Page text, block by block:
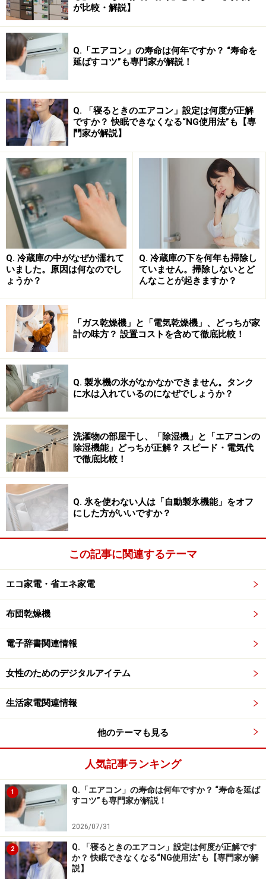
■まつげくるん【EH-SE60-WN】
まつげのアイロンという感じで、ヒーターの熱でまつげ
を整えます。コームが上下360度回転するから、簡単に
まつげスタイリングができちゃいます！目力UPで、女っ
ぷりをあげましょう。
【限定色】パナソニック まつげくるん 回転コーム ホ
ワイト&ゴールド EH-SE60-WN
Amazonで見る
■ヘアーアイロン ミニコテ【EH-HW24-WN】
これ一台で、ゆる巻き・くっきり巻き・ストレートと3
つのスタイリングができる優れもの。AC100～240V電源
に対応する自動電圧切替付きなので、海外旅行でも大丈
夫。アイロン板には「グロスコーティング」加工を採用
し、髪のカラーリングの色落ちもおさえてくれます。
■ポケットリフレ【EW-NA22】
コンパクトのような手のひらサイズのケースに、パッド
とコードがすっきり納まるので携帯にも便利！揉みたい
ところにパッドを貼れば、肩・首・腰・脚とどこでも使
※参考サイト：
※記事内容は執筆時点のものです。最新の内容をご確認くださ
い。
1/2 次のページへ
が比較・解説】
Q.「エアコン」の寿命は何年ですか？ “寿命を
延ばすコツ”も専門家が解説！
Q. 「寝るときのエアコン」設定は何度が正解
ですか？ 快眠できなくなる“NG使用法”も【専
門家が解説】
Q. 冷蔵庫の中がなぜか濡れて
いました。原因は何なのでし
ょうか？
Q. 冷蔵庫の下を何年も掃除し
ていません。掃除しないとど
んなことが起きますか？
「ガス乾燥機」と「電気乾燥機」、どっちが家
計の味方？ 設置コストを含めて徹底比較！
Q. 製氷機の氷がなかなかできません。タンク
に水は入れているのになぜでしょうか？
洗濯物の部屋干し、「除湿機」と「エアコンの
除湿機能」どっちが正解？ スピード・電気代
で徹底比較！
Q. 氷を使わない人は「自動製氷機能」をオフ
にした方がいいですか？
この記事に関連するテーマ
エコ家電・省エネ家電
布団乾燥機
電子辞書関連情報
女性のためのデジタルアイテム
生活家電関連情報
他のテーマも見る
人気記事ランキング
1
Q.「エアコン」の寿命は何年ですか？ “寿命を延ば
すコツ”も専門家が解説！
2026/07/31
2
Q. 「寝るときのエアコン」設定は何度が正解です
か？ 快眠できなくなる“NG使用法”も【専門家が解
説】